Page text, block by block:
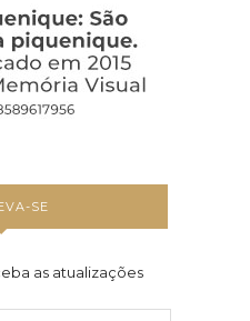
SE
as atualizações